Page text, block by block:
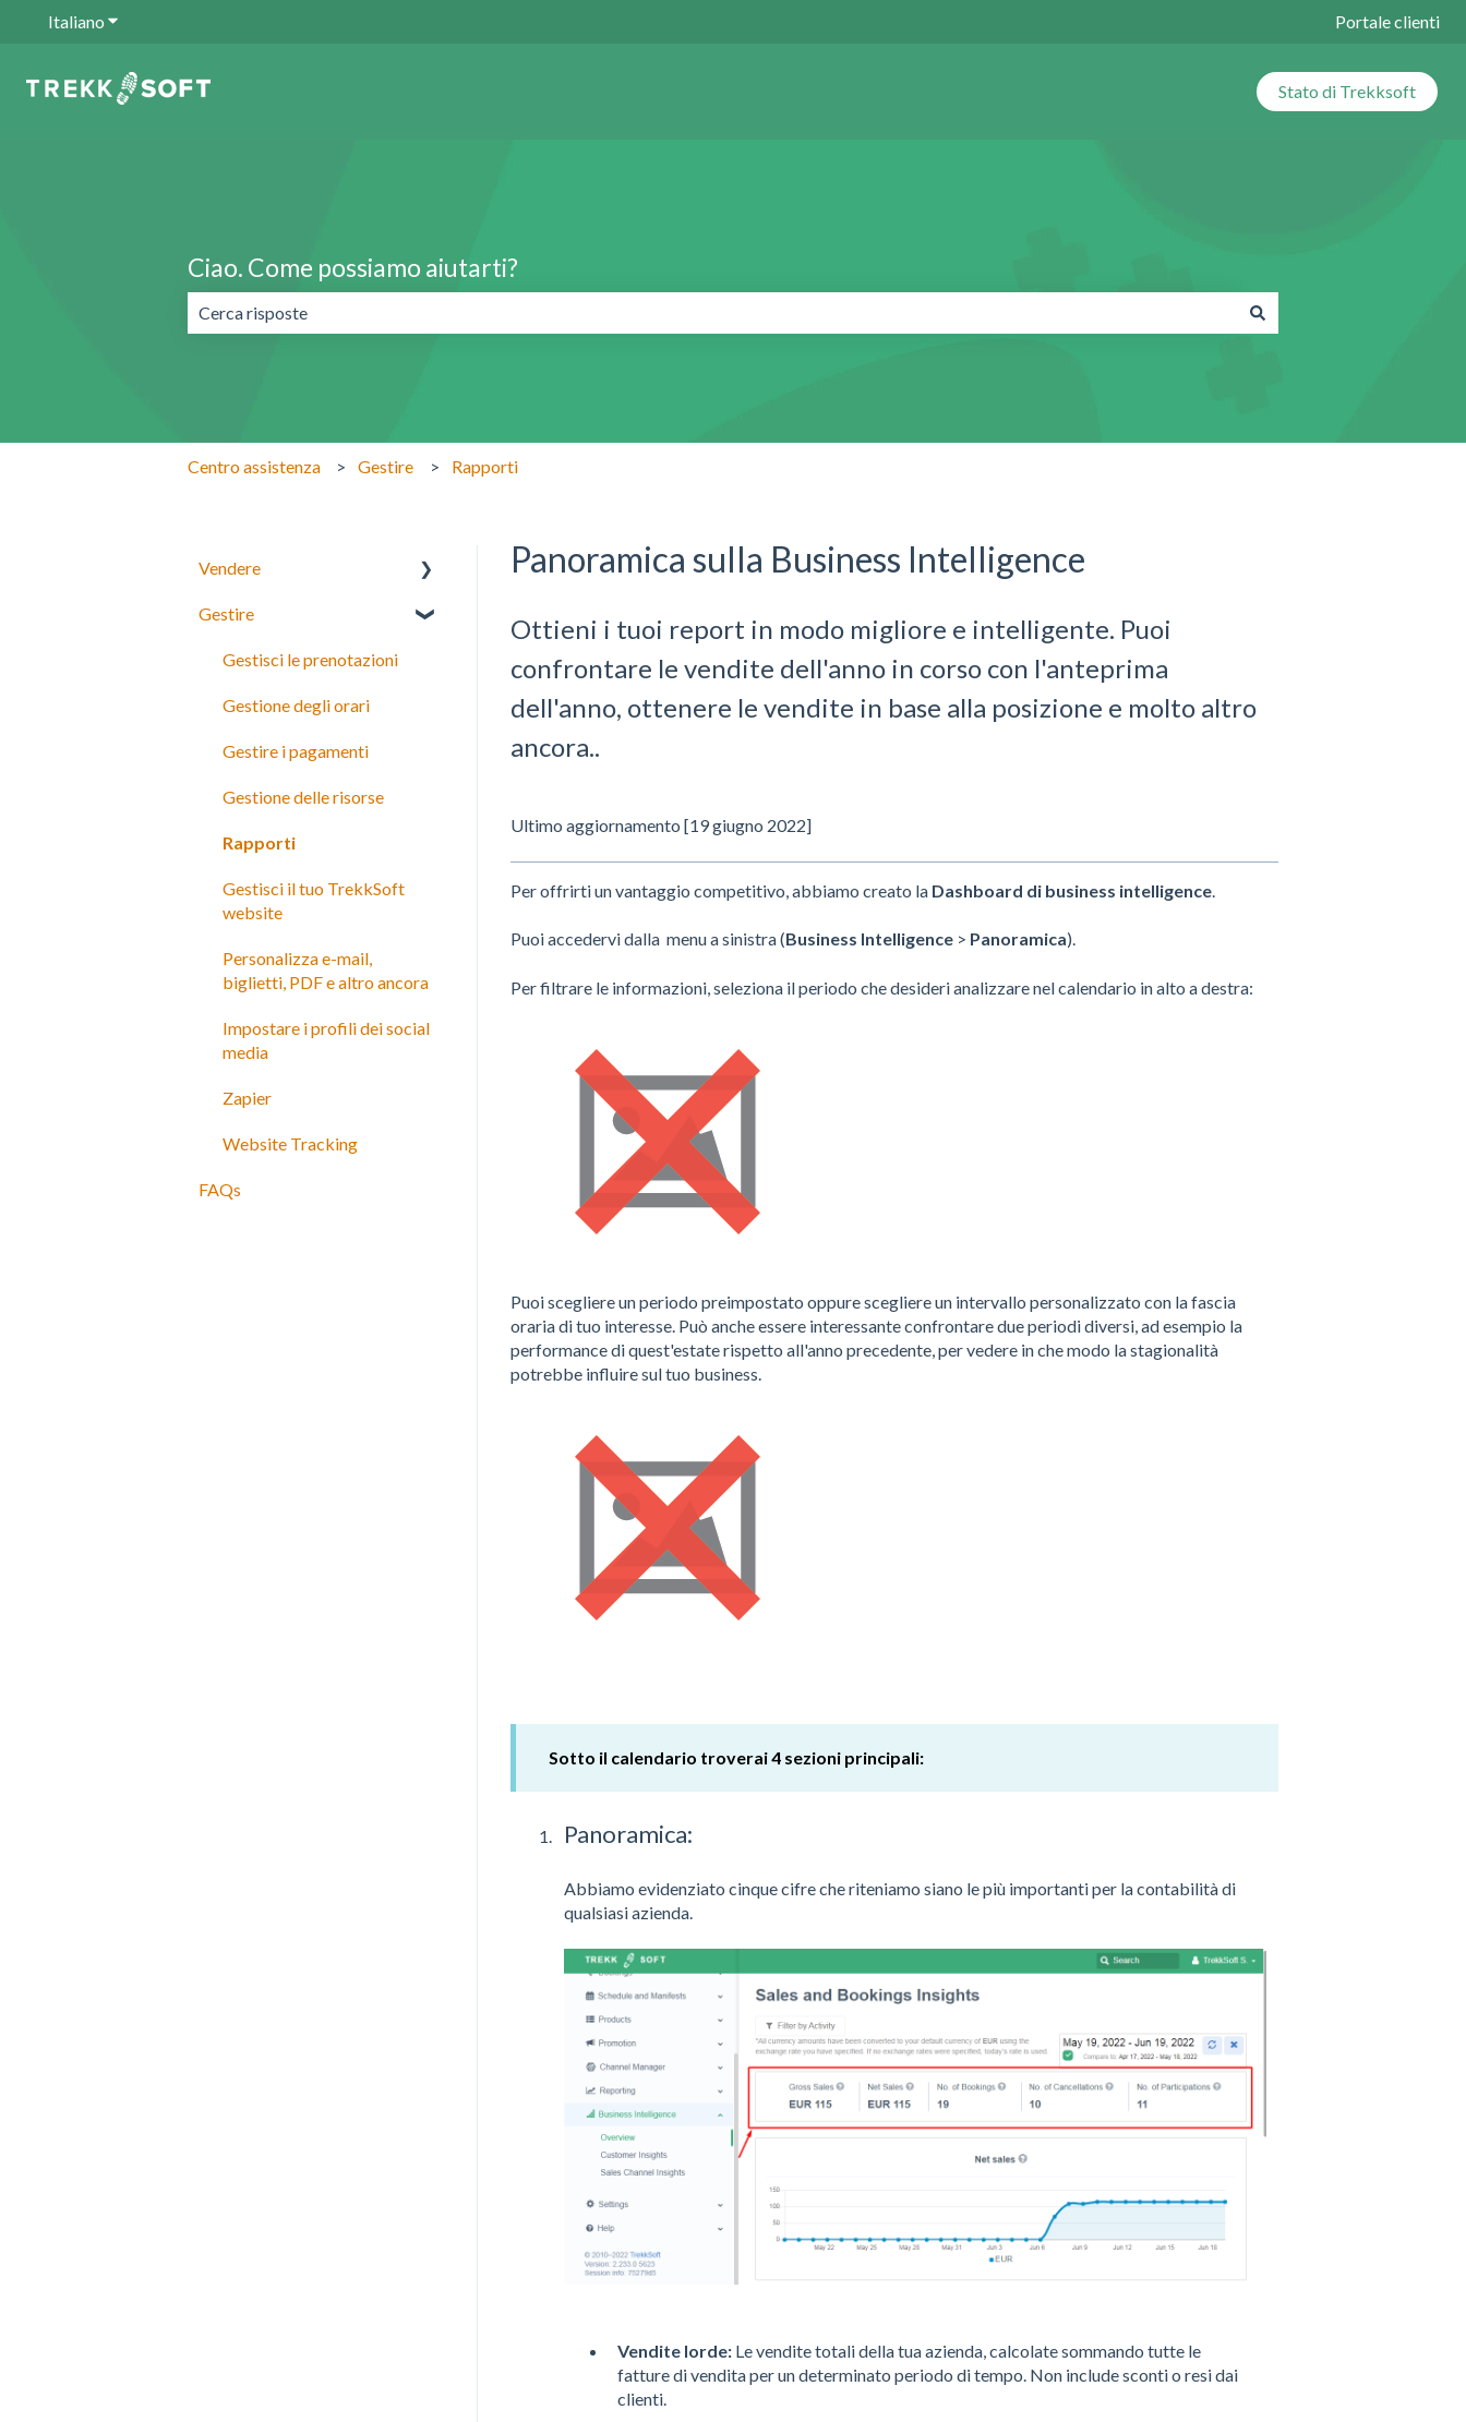
Italiano Mostra sottomenu per le traduzioni Portale clienti
Stato di Trekksoft
Ciao. Come possiamo aiutarti?
Centro assistenza Gestire Rapporti
Panoramica sulla Business Intelligence
Ottieni i tuoi report in modo migliore e intelligente. Puoi
confrontare le vendite dell'anno in corso con l'anteprima
dell'anno, ottenere le vendite in base alla posizione e molto altro
ancora..
Ultimo aggiornamento [19 giugno 2022]
Per offrirti un vantaggio competitivo, abbiamo creato la Dashboard di business intelligence.
Puoi accedervi dalla menu a sinistra (Business Intelligence> Panoramica).
Per filtrare le informazioni, seleziona il periodo che desideri analizzare nel calendario in alto a destra:
Puoi scegliere un periodo preimpostato oppure scegliere un intervallo personalizzato con la fascia
oraria di tuo interesse. Può anche essere interessante confrontare due periodi diversi, ad esempio la
performance di quest'estate rispetto all'anno precedente, per vedere in che modo la stagionalità
potrebbe influire sul tuo business.
Sotto il calendario troverai 4 sezioni principali:
Panoramica:
Abbiamo evidenziato cinque cifre che riteniamo siano le più importanti per la contabilità di
qualsiasi azienda.
Vendite lorde:Le vendite totali della tua azienda, calcolate sommando tutte le
fatture di vendita per un determinato periodo di tempo. Non include sconti o resi dai
clienti.
Vendere
Booking Widget 3.0
Gestire
Gestisci le prenotazioni
Gestione degli orari
Gestire i pagamenti
Gestione delle risorse
Rapporti
Gestisci il tuo TrekkSoft
website
Personalizza e-mail,
biglietti, PDF e altro ancora
Impostare i profili dei social
media
Zapier
Website Tracking
FAQs